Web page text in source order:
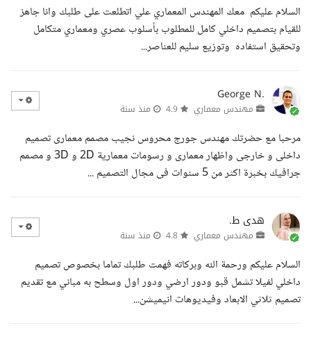
السلام عليكم معك المهندس المعماري علي اتطلعت على طلبك وانا جاهز
للقيام بتصميم داخلي كامل للمطلوب بأسلوب عصري ومعماري متكامل
وتحقيق استفاده وتوزيع سليم للعناصر...
George N.
مهندس معماري منذ سنة
مرحبا مع حضرتك مهندس جورج محروس نجيب مصمم معمارى تصميم
داخلى و خارجى واظهار معمارى و رسومات معمارية 2D و 3D و مصمم
جرافيك بخبرة اكثر من 5 سنوات فى مجال التصميم ...
هدى ط.
مهندس معماري منذ سنة
السلام عليكم ورحمة الله وبركاته فهمت طلبك تماما بخصوص تصميم
داخلي لفيلا تشمل قبو ودور ارضي ودور اول وسطح به مباني مع تقديم
تصميم ثلاثي الابعاد وفيديوهات انيميشن...